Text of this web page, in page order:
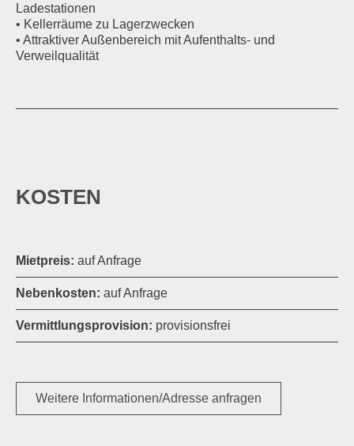
Ladestationen
• Kellerräume zu Lagerzwecken
• Attraktiver Außenbereich mit Aufenthalts- und
Verweilqualität
KOSTEN
Mietpreis: auf Anfrage
Nebenkosten: auf Anfrage
Vermittlungsprovision: provisionsfrei
Weitere Informationen/Adresse anfragen